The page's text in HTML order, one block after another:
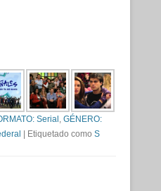
Serial , GÉNERO:
Etiquetado como S